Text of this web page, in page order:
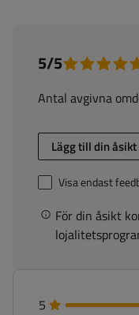
5/5
Antal avgivna
Lägg till din åsikt
För din åsikt
Visa endast
5